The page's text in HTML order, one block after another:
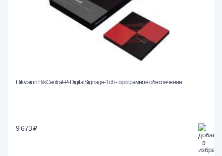
Hikvision HikCentral-P-DigitalSignage-1ch - програмное обеспечение
9 673 ₽